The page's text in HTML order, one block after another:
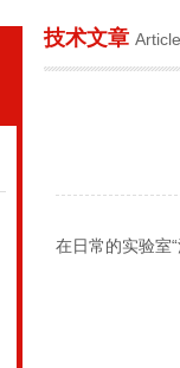
技术文章 Article
在日常的实验室